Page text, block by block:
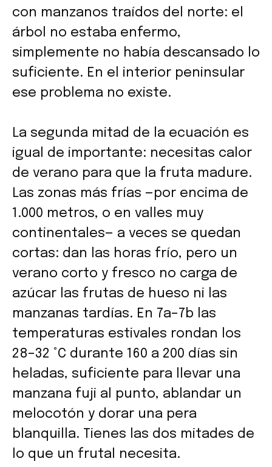
con manzanos traídos del norte: el
árbol no estaba enfermo,
simplemente no había descansado lo
suficiente. En el interior peninsular
ese problema no existe.
La segunda mitad de la ecuación es
igual de importante: necesitas calor
de verano para que la fruta madure.
Las zonas más frías —por encima de
1.000 metros, o en valles muy
continentales— a veces se quedan
cortas: dan las horas frío, pero un
verano corto y fresco no carga de
azúcar las frutas de hueso ni las
manzanas tardías. En 7a–7b las
temperaturas estivales rondan los
28–32 °C durante 160 a 200 días sin
heladas, suficiente para llevar una
manzana fuji al punto, ablandar un
melocotón y dorar una pera
blanquilla. Tienes las dos mitades de
lo que un frutal necesita.